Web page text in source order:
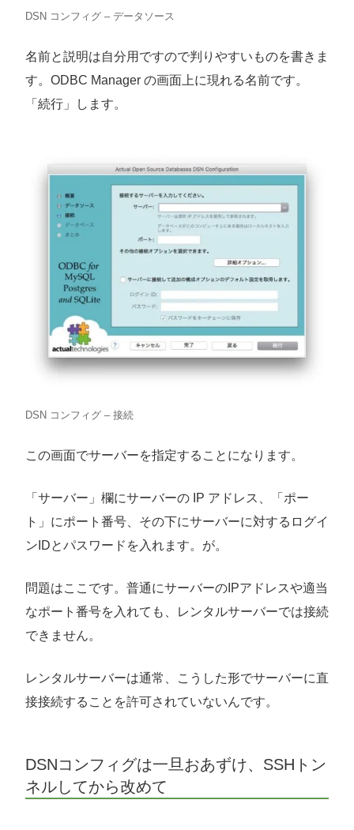
DSN コンフィグ – データソース
名前と説明は自分用ですので判りやすいものを書きま
す。ODBC Manager の画面上に現れる名前です。
「続行」します。
DSN コンフィグ – 接続
この画面でサーバーを指定することになります。
「サーバー」欄にサーバーの IP アドレス、「ポー
ト」にポート番号、その下にサーバーに対するログイ
ンIDとパスワードを入れます。が。
問題はここです。普通にサーバーのIPアドレスや適当
なポート番号を入れても、レンタルサーバーでは接続
できません。
レンタルサーバーは通常、こうした形でサーバーに直
接接続することを許可されていないんです。
DSNコンフィグは一旦おあずけ、SSHトン
ネルしてから改めて